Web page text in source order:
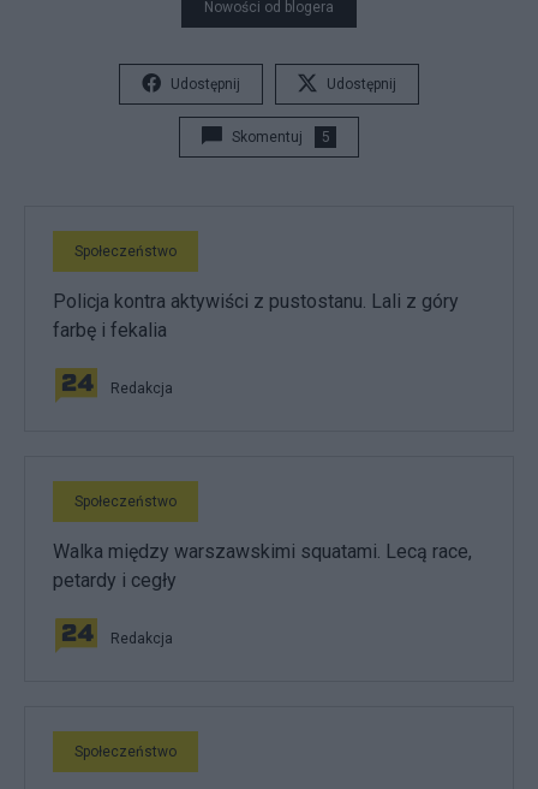
Nowości od blogera
Udostępnij Udostępnij
Skomentuj 5
Społeczeństwo
Policja kontra aktywiści z pustostanu. Lali z góry
farbę i fekalia
Redakcja
Społeczeństwo
Walka między warszawskimi squatami. Lecą race,
petardy i cegły
Redakcja
Społeczeństwo